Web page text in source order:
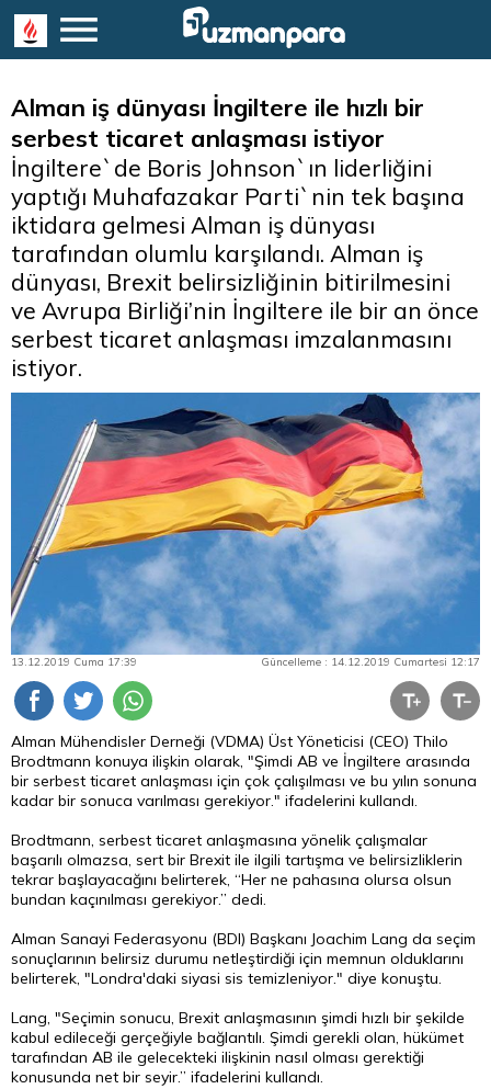
Alman iş dünyası İngiltere ile hızlı bir
serbest ticaret anlaşması istiyor
İngiltere`de Boris Johnson`ın liderliğini
yaptığı Muhafazakar Parti`nin tek başına
iktidara gelmesi Alman iş dünyası
tarafından olumlu karşılandı. Alman iş
dünyası, Brexit belirsizliğinin bitirilmesini
ve Avrupa Birliği’nin İngiltere ile bir an önce
serbest ticaret anlaşması imzalanmasını
istiyor.
13.12.2019 Cuma 17:39 Güncelleme : 14.12.2019 Cumartesi 12:17
Alman Mühendisler Derneği (VDMA) Üst Yöneticisi (CEO) Thilo
Brodtmann konuya ilişkin olarak, "Şimdi AB ve İngiltere arasında
bir serbest ticaret anlaşması için çok çalışılması ve bu yılın sonuna
kadar bir sonuca varılması gerekiyor." ifadelerini kullandı.
Brodtmann, serbest ticaret anlaşmasına yönelik çalışmalar
başarılı olmazsa, sert bir Brexit ile ilgili tartışma ve belirsizliklerin
tekrar başlayacağını belirterek, “Her ne pahasına olursa olsun
bundan kaçınılması gerekiyor.” dedi.
Alman Sanayi Federasyonu (BDI) Başkanı Joachim Lang da seçim
sonuçlarının belirsiz durumu netleştirdiği için memnun olduklarını
belirterek, "Londra'daki siyasi sis temizleniyor." diye konuştu.
Lang, "Seçimin sonucu, Brexit anlaşmasının şimdi hızlı bir şekilde
kabul edileceği gerçeğiyle bağlantılı. Şimdi gerekli olan, hükümet
tarafından AB ile gelecekteki ilişkinin nasıl olması gerektiği
konusunda net bir seyir.” ifadelerini kullandı.